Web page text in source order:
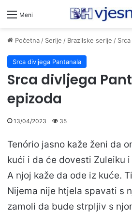
Meni
Početna/ Serije / Brazilske serije /
Srca divljega Pantanala
Srca divljega
epizoda
13/04/2023 35
Tenório jasno kaže ženi da
kući i da će dovesti Zuleiku
A njoj kaže da ode iz kuće.
Nijema nije htjela spavati s
zamoli da bude strpljiv s